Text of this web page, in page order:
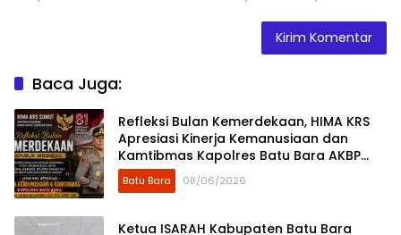
Baca Juga:
Refleksi Bulan Kemerdekaan, HIMA KRS
Apresiasi Kinerja Kemanusiaan dan
Kamtibmas Kapolres Batu Bara AKBP
Dony Satria Wicaksono
Batu Bara 08/06/2026
Ketua ISARAH Kabupaten Batu Bara